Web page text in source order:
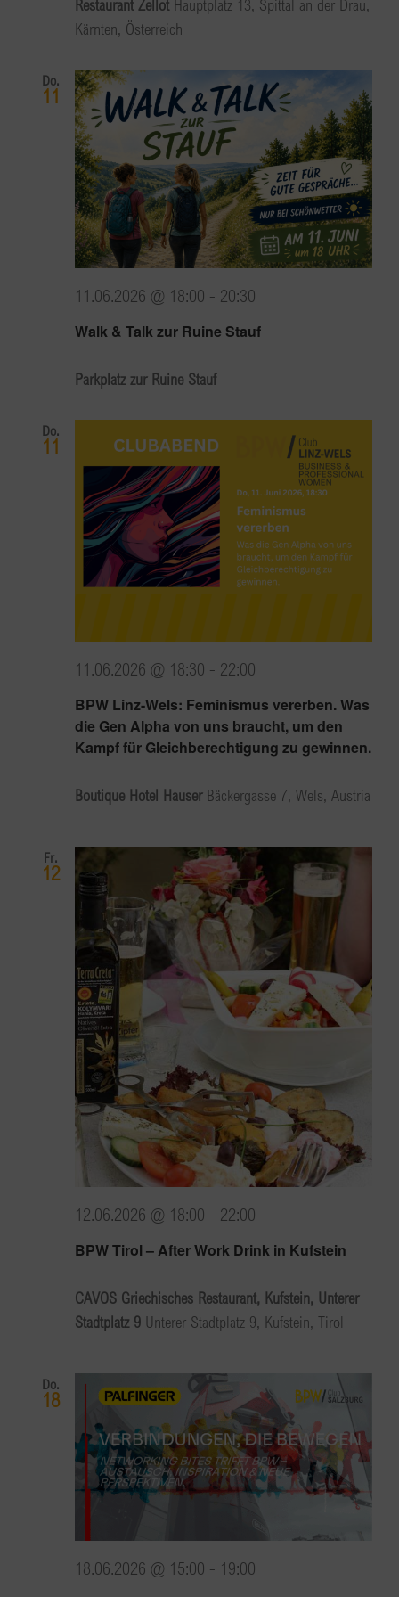
Restaurant Zellot Hauptplatz 13, Spittal an der Drau,
Kärnten, Österreich
Do.
11
Walk & Talk zur Ruine Stauf
11.06.2026 @ 18:00 - 20:30
Parkplatz zur Ruine Stauf
Do.
11
BPW Linz-Wels: Feminismus vererben. Was
die Gen Alpha von uns braucht, um den
Kampf für Gleichberechtigung zu gewinnen.
11.06.2026 @ 18:30 - 22:00
Boutique Hotel Hauser Bäckergasse 7, Wels, Austria
Fr.
12
BPW Tirol – After Work Drink in Kufstein
12.06.2026 @ 18:00 - 22:00
CAVOS Griechisches Restaurant, Kufstein, Unterer
Stadtplatz 9 Unterer Stadtplatz 9, Kufstein, Tirol
Do.
18
18.06.2026 @ 15:00 - 19:00